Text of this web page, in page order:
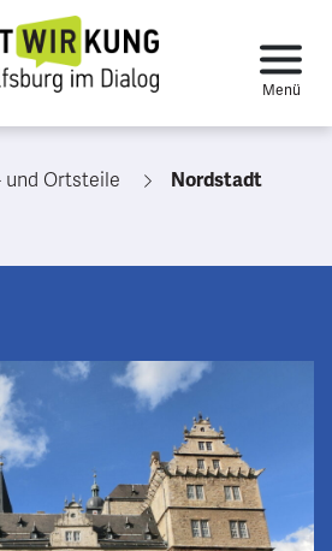
und Ortsteile Nordstadt